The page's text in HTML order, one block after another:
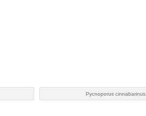
Pycnoporus cinnabarinus.